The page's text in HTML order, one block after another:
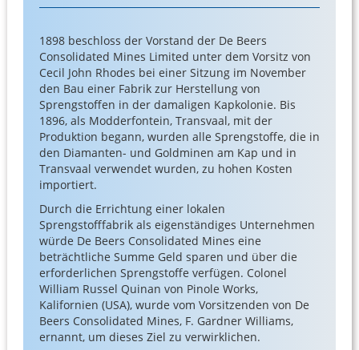
1898 beschloss der Vorstand der De Beers
Consolidated Mines Limited unter dem Vorsitz von
Cecil John Rhodes bei einer Sitzung im November
den Bau einer Fabrik zur Herstellung von
Sprengstoffen in der damaligen Kapkolonie. Bis
1896, als Modderfontein, Transvaal, mit der
Produktion begann, wurden alle Sprengstoffe, die in
den Diamanten- und Goldminen am Kap und in
Transvaal verwendet wurden, zu hohen Kosten
importiert.
Durch die Errichtung einer lokalen
Sprengstofffabrik als eigenständiges Unternehmen
würde De Beers Consolidated Mines eine
beträchtliche Summe Geld sparen und über die
erforderlichen Sprengstoffe verfügen. Colonel
William Russel Quinan von Pinole Works,
Kalifornien (USA), wurde vom Vorsitzenden von De
Beers Consolidated Mines, F. Gardner Williams,
ernannt, um dieses Ziel zu verwirklichen.